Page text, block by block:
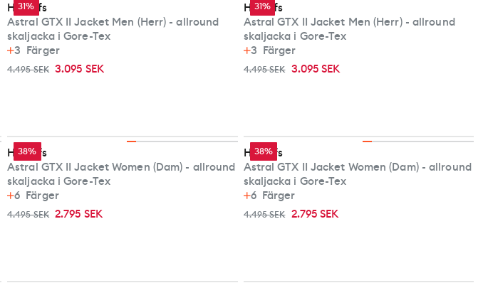
31%
Haglöfs
Astral GTX II Jacket Men (Herr) - allround
skaljacka i Gore-Tex
3 Färger
4.495 SEK 3.095 SEK
31%
Haglöfs
Astral GTX II Jacket Men (Herr) - allround
skaljacka i Gore-Tex
3 Färger
4.495 SEK 3.095 SEK
38%
Haglöfs
Astral GTX II Jacket Women (Dam) - allround
skaljacka i Gore-Tex
6 Färger
4.495 SEK 2.795 SEK
38%
Haglöfs
Astral GTX II Jacket Women (Dam) - allround
skaljacka i Gore-Tex
6 Färger
4.495 SEK 2.795 SEK